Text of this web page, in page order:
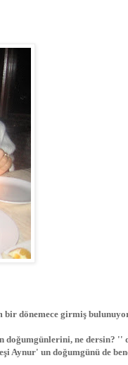
bir dönemece girmiş
doğumgünlerini, ne dersin? ''
Aynur' un doğumgünü de